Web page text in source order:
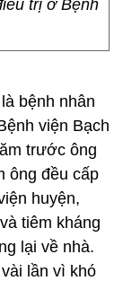
trị ở Bệnh
bệnh nhân
viện Bạch
trước ông
ông đều cấp
huyện,
tiêm kháng
lại về nhà.
lần vì khó